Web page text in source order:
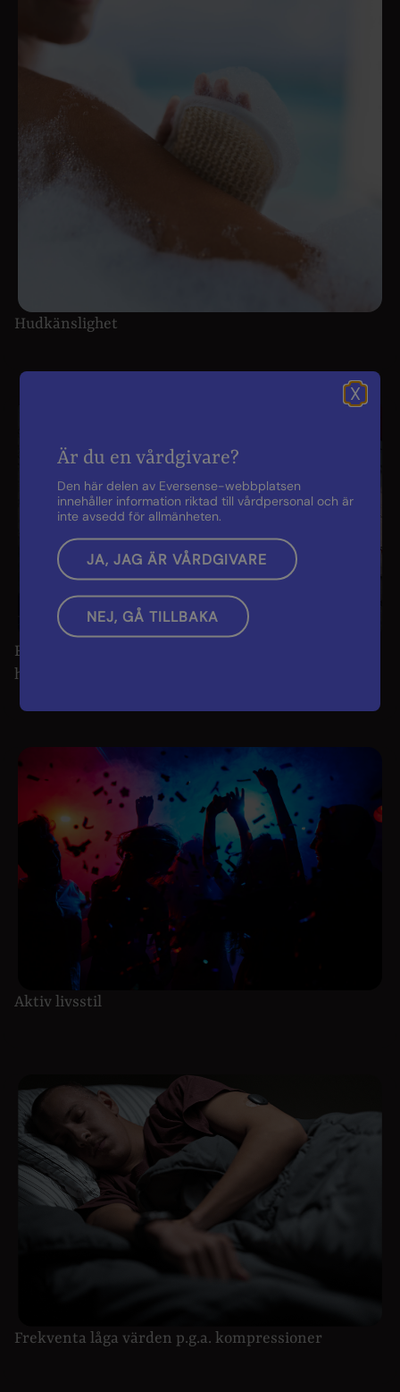
Hudkänslighet
Frekventa hypoglykemiska
händelser/hyperomedvetenhet
Aktiv livsstil
Frekventa låga värden p.g.a. kompressioner
X
Är du en vårdgivare?
Den här delen av Eversense-webbplatsen
innehåller information riktad till vårdpersonal och är
inte avsedd för allmänheten.
JA, JAG ÄR VÅRDGIVARE
NEJ, GÅ TILLBAKA